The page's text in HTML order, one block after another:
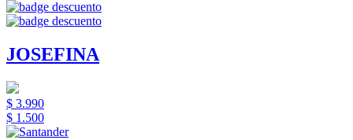
JOSEFINA
$ 3.990
$ 1.500